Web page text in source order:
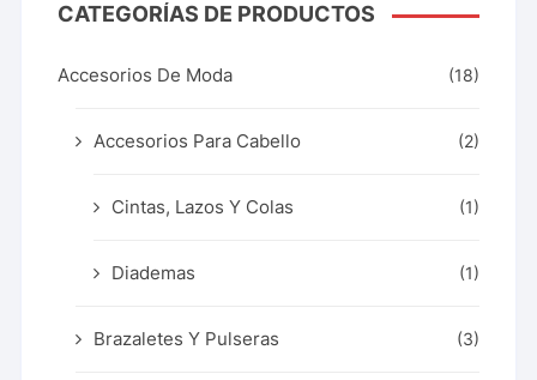
CATEGORÍAS DE PRODUCTOS
Accesorios De Moda (18)
Accesorios Para Cabello (2)
Cintas, Lazos Y Colas (1)
Diademas (1)
Brazaletes Y Pulseras (3)